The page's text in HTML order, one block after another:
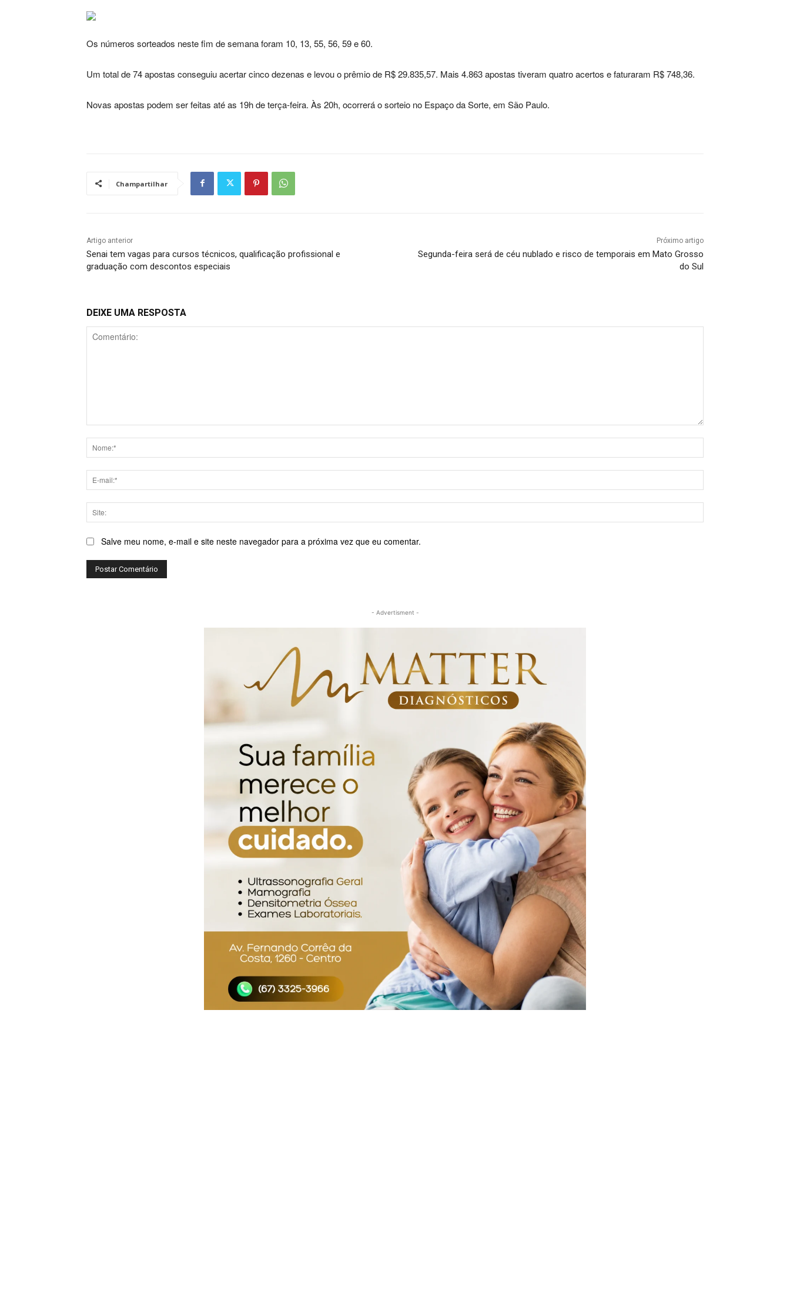
Os números sorteados neste fim de semana foram 10, 13, 55, 56, 59 e 60.
Um total de 74 apostas conseguiu acertar cinco dezenas e levou o prêmio de R$ 29.835,57. Mais 4.863 apostas tiveram quatro acertos e faturaram R$ 748,36.
Novas apostas podem ser feitas até as 19h de terça-feira. Às 20h, ocorrerá o sorteio no Espaço da Sorte, em São Paulo.
Champartilhar
Artigo anterior
Senai tem vagas para cursos técnicos, qualificação profissional e
graduação com descontos especiais
Próximo artigo
Segunda-feira será de céu nublado e risco de temporais em Mato Grosso
do Sul
DEIXE UMA RESPOSTA
mail:*
Salve meu nome, e-mail e site neste navegador para a próxima vez que eu comentar.
- Advertisment -